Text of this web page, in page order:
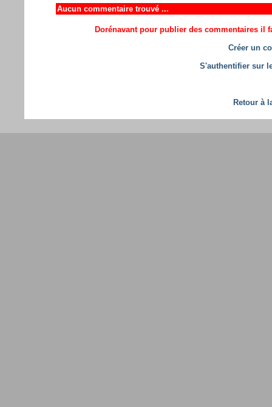
Aucun commentaire trouvé ...
Dorénavant pour publier des commentaires il
Créer un
S'authentifier sur
Retour à